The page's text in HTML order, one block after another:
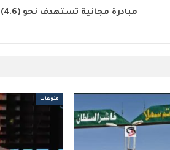
مبادرة مجانية تستهدف نحو (4.6) مليون طالب في دارفور
منوعات